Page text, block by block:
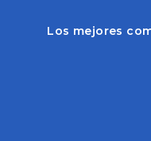
Los mejores